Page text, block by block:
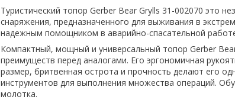
Туристический топор Gerber Bear Grylls 31-002070 это
снаряжения, предназначенного для выживания в
надежным помощником в аварийно-спасательной
Компактный, мощный и универсальный топор Gerber
преимуществ перед аналогами. Его эргономичная
размер, бритвенная острота и прочность делают его
инструментов для выполнения множества операций.
молотка.